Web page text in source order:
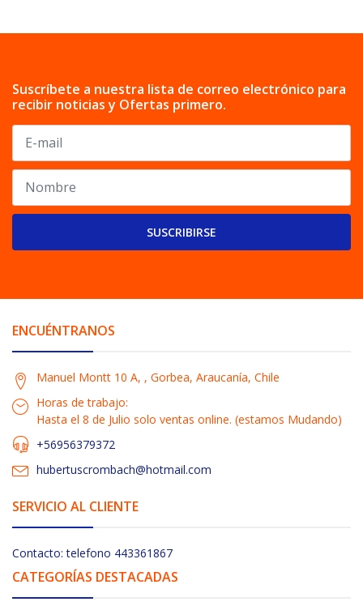
Suscríbete a nuestra lista de correo electrónico para
recibir noticias y Ofertas primero.
SUSCRIBIRSE
ENCUÉNTRANOS
Manuel Montt 10 A, , Gorbea, Araucanía, Chile
Horas de trabajo:
Hasta el 8 de Julio solo ventas online. (estamos Mudando)
+56956379372
hubertuscrombach@hotmail.com
SERVICIO AL CLIENTE
Contacto: telefono 443361867
CATEGORÍAS DESTACADAS